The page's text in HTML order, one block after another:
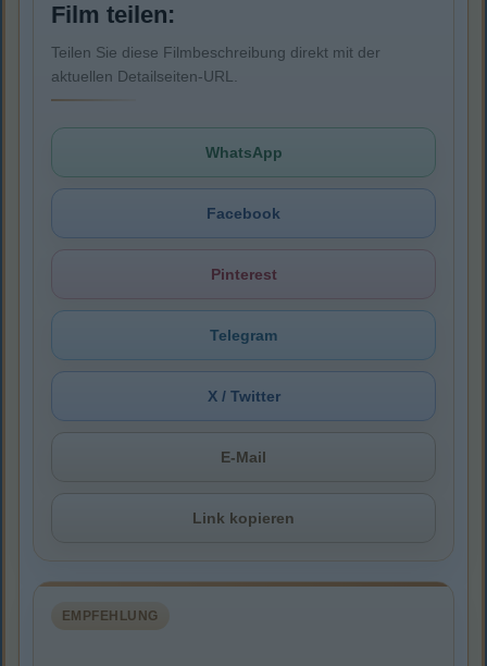
Film teilen:
Teilen Sie diese Filmbeschreibung direkt mit der
aktuellen Detailseiten-URL.
WhatsApp
Facebook
Pinterest
Telegram
X / Twitter
E-Mail
Link kopieren
EMPFEHLUNG